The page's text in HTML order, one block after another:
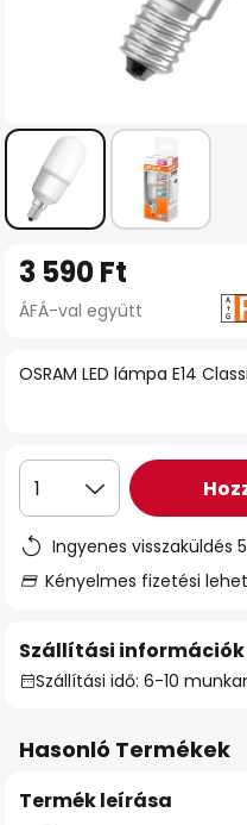
képgaléria
OSRAM LED lámpa E14
3 590 Ft
ÁFÁ-val együtt
1
Ingyenes visszaküldés
Kényelmes fizetési
Szállítási információk
Szállítási idő: 6-10
Hasonló Termékek
Termék leírása